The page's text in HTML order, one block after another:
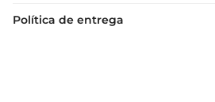
Política de entrega